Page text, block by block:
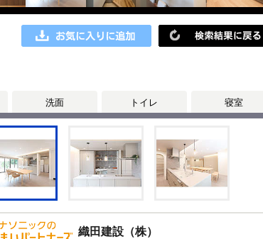
洗面 トイレ 寝室
織田建設（株）